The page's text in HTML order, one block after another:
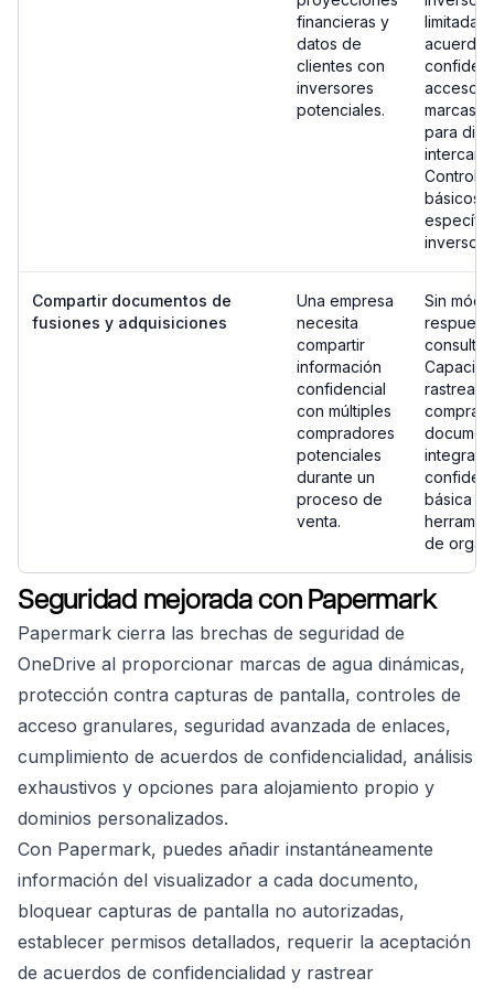
financieras y
datos de
clientes con
inversores
potenciales.
limitada
acceso
marcas
para
básicos
Compartir documentos de
fusiones y adquisiciones
Una empresa
necesita
compartir
información
confidencial
con múltiples
compradores
potenciales
durante un
proceso de
venta.
Sin
rastrear
básica
de
Seguridad mejorada con Papermark
Papermark cierra las brechas de seguridad de
OneDrive al proporcionar marcas de agua dinámicas,
protección contra capturas de pantalla, controles de
acceso granulares, seguridad avanzada de enlaces,
cumplimiento de acuerdos de confidencialidad, análisis
exhaustivos y opciones para alojamiento propio y
dominios personalizados.
Con Papermark, puedes añadir instantáneamente
información del visualizador a cada documento,
bloquear capturas de pantalla no autorizadas,
establecer permisos detallados, requerir la aceptación
de acuerdos de confidencialidad y rastrear